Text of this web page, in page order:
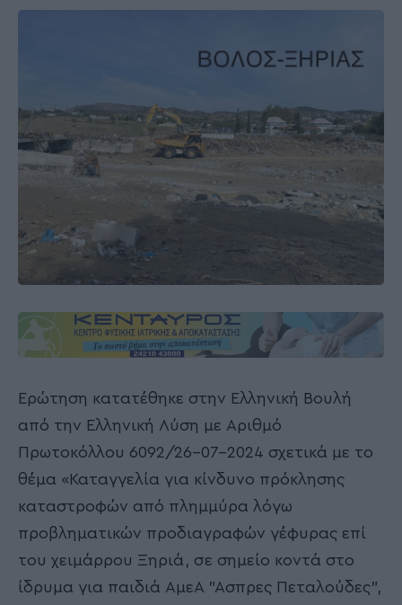
Ερώτηση κατατέθηκε στην Ελληνική Βουλή
από την Ελληνική Λύση με Αριθμό
Πρωτοκόλλου 6092/26-07-2024 σχετικά με το
θέμα «Καταγγελία για κίνδυνο πρόκλησης
καταστροφών από πλημμύρα λόγω
προβληματικών προδιαγραφών γέφυρας επί
του χειμάρρου Ξηριά, σε σημείο κοντά στο
ίδρυμα για παιδιά ΑμεΑ ”Άσπρες Πεταλούδες”,